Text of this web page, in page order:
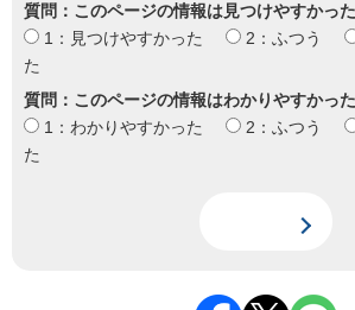
質問：このページの情報は見つけやすかっ
1：見つけやすかった
2：ふつう
た
質問：このページの情報はわかりやすかっ
1：わかりやすかった
2：ふつう
た